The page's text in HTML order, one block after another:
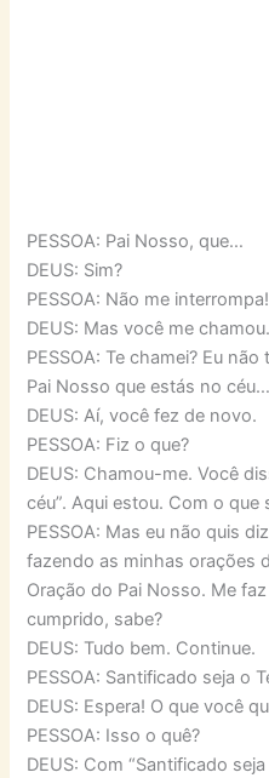
PESSOA: Pai Nosso, que…
DEUS: Sim?
PESSOA: Não me
DEUS: Mas você me chamou.
PESSOA: Te chamei? Eu
Pai Nosso que estás no céu…
DEUS: Aí, você fez de novo.
PESSOA: Fiz o que?
DEUS: Chamou-me. Você
céu”. Aqui estou. Com o que
PESSOA: Mas eu não quis
fazendo as minhas orações
Oração do Pai Nosso. Me
cumprido, sabe?
DEUS: Tudo bem. Continue.
PESSOA: Santificado seja o
DEUS: Espera! O que você
PESSOA: Isso o quê?
DEUS: Com “Santificado